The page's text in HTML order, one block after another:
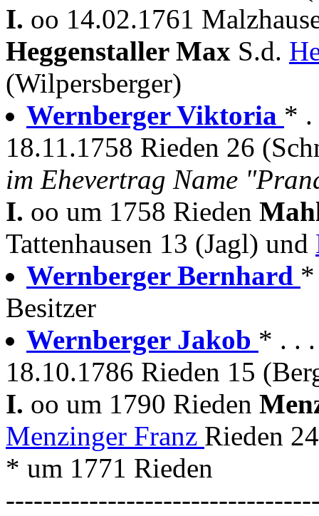
I. oo 14.02.1761
Heggenstaller Max S.d.
(Wilpersberger)
Wernberger Viktoria * .
18.11.1758 Rieden 26
im Ehevertrag Name
I. oo um 1758 Rieden
Tattenhausen 13 (Jagl) und
Wernberger Bernhard *
Besitzer
Wernberger Jakob * . .
18.10.1786 Rieden 15
I. oo um 1790 Rieden
Menzinger Franz Rieden
* um 1771 Rieden